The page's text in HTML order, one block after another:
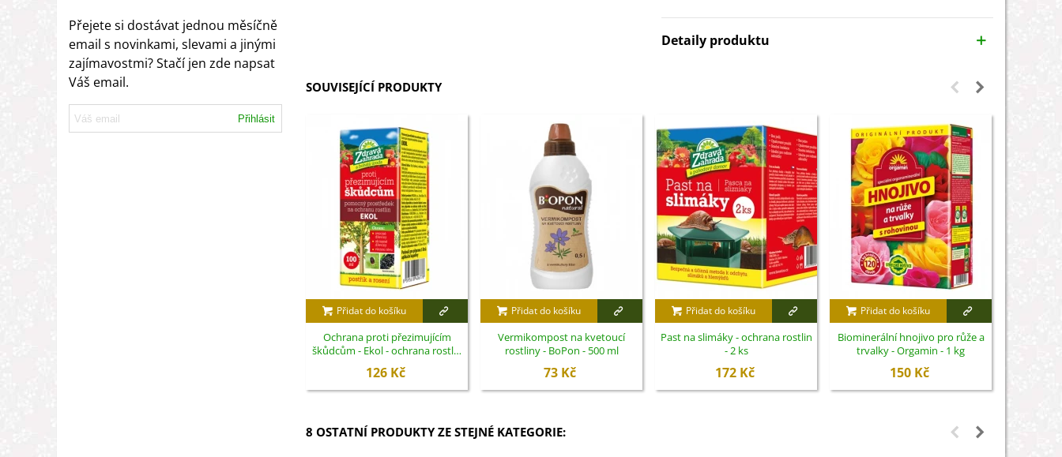
Přejete si dostávat jednou měsíčně
email s novinkami, slevami a jinými
zajímavostmi? Stačí jen zde napsat
Váš email.
Přihlásit
Detaily produktu
SOUVISEJÍCÍ PRODUKTY
Přidat do košíku
Ochrana proti přezimujícím
škůdcům - Ekol - ochrana rostlin
126 Kč
Přidat do košíku
Vermikompost na kvetoucí
rostliny - BoPon - 500 ml
73 Kč
Přidat do košíku
Past na slimáky - ochrana rostlin
- 2 ks
172 Kč
Přidat do košíku
Biominerální hnojivo pro růže a
trvalky - Orgamin - 1 kg
150 Kč
8 OSTATNÍ PRODUKTY ZE STEJNÉ KATEGORIE: